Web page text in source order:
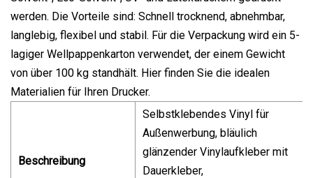
werden. Die Vorteile sind: Schnell trocknend, abnehmbar,
langlebig, flexibel und stabil. Für die Verpackung wird ein 5-
lagiger Wellpappenkarton verwendet, der einem Gewicht
von über 100 kg standhält. Hier finden Sie die idealen
Materialien für Ihren Drucker.
Beschreibung
Selbstklebendes Vinyl für
Außenwerbung, bläulich
glänzender Vinylaufkleber mit
Dauerkleber,